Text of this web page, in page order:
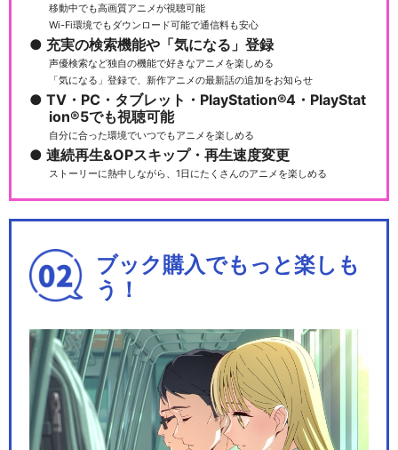
移動中でも高画質アニメが視聴可能
Wi-Fi環境でもダウンロード可能で通信料も安心
充実の検索機能や「気になる」登録
声優検索など独自の機能で好きなアニメを楽しめる
「気になる」登録で、新作アニメの最新話の追加をお知らせ
TV・PC・タブレット・PlayStation®4・PlayStat
ion®5でも視聴可能
自分に合った環境でいつでもアニメを楽しめる
連続再生&OPスキップ・再生速度変更
ストーリーに熱中しながら、1日にたくさんのアニメを楽しめる
ブック購入でもっと楽しも
う！